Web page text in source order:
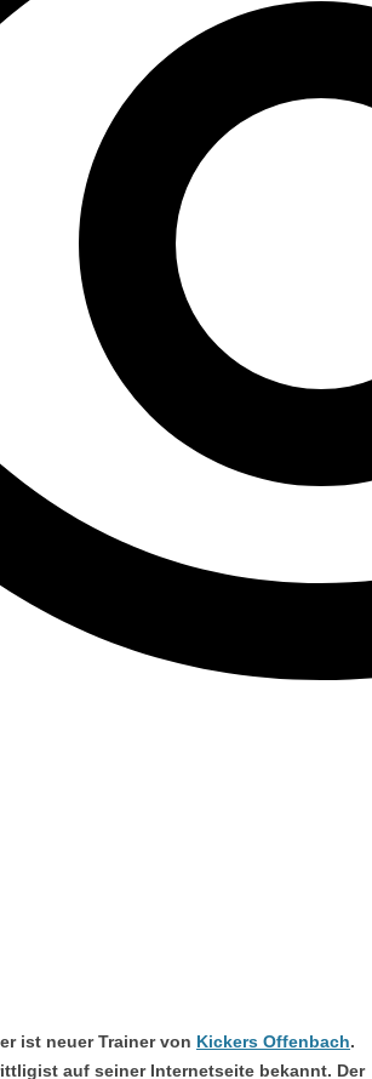
ist neuer Trainer von Kickers Offenbach.
auf seiner Internetseite bekannt. Der